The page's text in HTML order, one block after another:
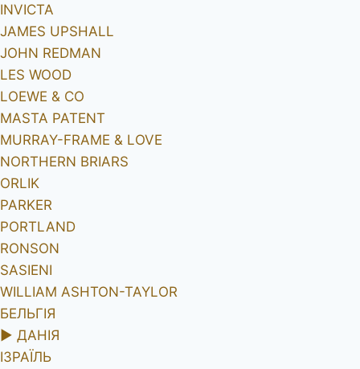
INVICTA
JAMES UPSHALL
JOHN REDMAN
LES WOOD
LOEWE & CO
MASTA PATENT
MURRAY-FRAME & LOVE
NORTHERN BRIARS
ORLIK
PARKER
PORTLAND
RONSON
SASIENI
WILLIAM ASHTON-TAYLOR
БЕЛЬГІЯ
► ДАНІЯ
ІЗРАЇЛЬ